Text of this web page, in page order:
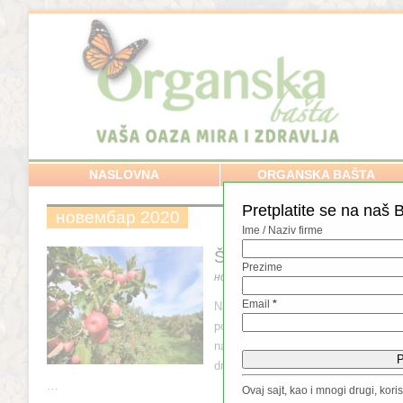
NASLOVNA ORGANSKA BAŠTA
новембар 2020
Škola organskog
новембар 7, 2020//
Na osnovu iskazanog interesovanja
poljoprivrede i baštovanstva, u
našim kolegama koji su predavači
drugi put organizujemo JESENJU
Pretplatite se na naš
Ime / Naziv firme
Prezime
Email *
Ovaj sajt, kao i mnogi drugi,